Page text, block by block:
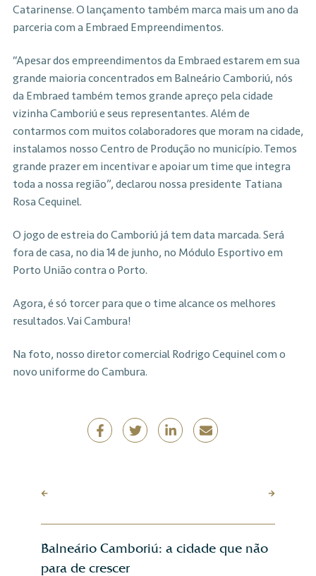
Catarinense. O lançamento também marca mais um ano da
parceria com a Embraed Empreendimentos.
“Apesar dos empreendimentos da Embraed estarem em sua
grande maioria concentrados em Balneário Camboriú, nós
da Embraed também temos grande apreço pela cidade
vizinha Camboriú e seus representantes. Além de
contarmos com muitos colaboradores que moram na cidade,
instalamos nosso Centro de Produção no município. Temos
grande prazer em incentivar e apoiar um time que integra
toda a nossa região”, declarou nossa presidente Tatiana
Rosa Cequinel.
O jogo de estreia do Camboriú já tem data marcada. Será
fora de casa, no dia 14 de junho, no Módulo Esportivo em
Porto União contra o Porto.
Agora, é só torcer para que o time alcance os melhores
resultados. Vai Cambura!
Na foto, nosso diretor comercial Rodrigo Cequinel com o
novo uniforme do Cambura.
Balneário Camboriú: a cidade que não
para de crescer